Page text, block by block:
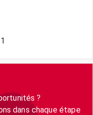
?
dans chaque étape